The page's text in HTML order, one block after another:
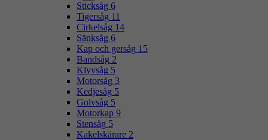
Sticksåg 6
Tigersåg 11
Cirkelsåg 14
Sänksåg 6
Kap och gersåg 15
Bandsåg 2
Klyvsåg 5
Motorsåg 3
Kedjesåg 5
Golvsåg 5
Motorkap 9
Stensåg 5
Kakelskärare 2